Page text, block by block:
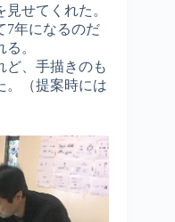
せてくれた。
7年になるのだ
。
ど、手描きのも
。（提案時には